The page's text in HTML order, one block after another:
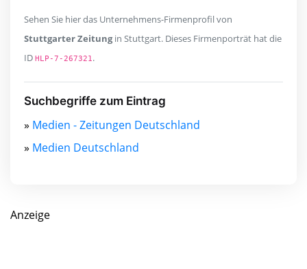
Sehen Sie hier das Unternehmens-Firmenprofil von
Stuttgarter Zeitungin Stuttgart. Dieses Firmenporträt hat die
ID HLP-7-267321.
Suchbegriffe zum Eintrag
» Medien - Zeitungen Deutschland
» Medien Deutschland
Anzeige